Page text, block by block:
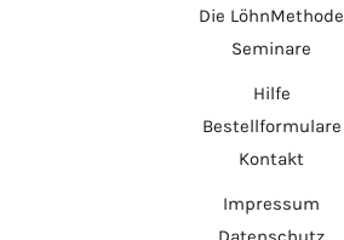
Die LöhnMethode
Seminare
Hilfe
Bestellformulare
Kontakt
Impressum